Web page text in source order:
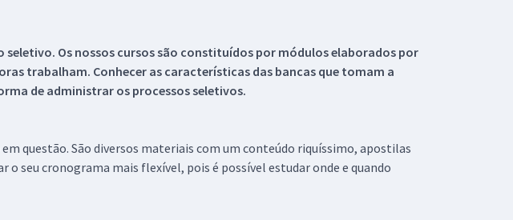
Os nossos cursos são constituídos por módulos elaborados por
trabalham. Conhecer as características das bancas que tomam a
de administrar os processos seletivos.
questão. São diversos materiais com um conteúdo riquíssimo, apostilas
seu cronograma mais flexível, pois é possível estudar onde e quando